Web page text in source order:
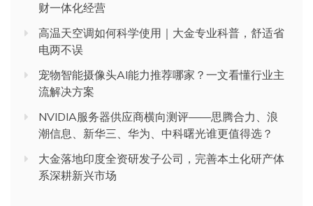
财一体化经营
高温天空调如何科学使用｜大金专业科普，舒适省
电两不误
宠物智能摄像头AI能力推荐哪家？一文看懂行业主
流解决方案
NVIDIA服务器供应商横向测评——思腾合力、浪
潮信息、新华三、华为、中科曙光谁更值得选？
大金落地印度全资研发子公司，完善本土化研产体
系深耕新兴市场